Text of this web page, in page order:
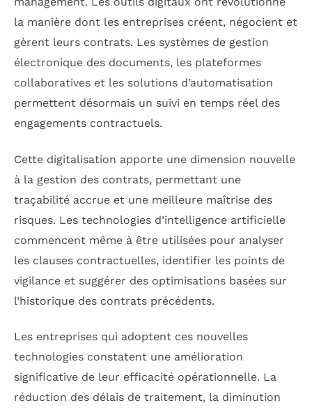
la manière dont les entreprises créent, négocient et
gèrent leurs contrats. Les systèmes de gestion
électronique des documents, les plateformes
collaboratives et les solutions d’automatisation
permettent désormais un suivi en temps réel des
engagements contractuels.
Cette digitalisation apporte une dimension nouvelle
à la gestion des contrats, permettant une
traçabilité accrue et une meilleure maîtrise des
risques. Les technologies d’intelligence artificielle
commencent même à être utilisées pour analyser
les clauses contractuelles, identifier les points de
vigilance et suggérer des optimisations basées sur
l’historique des contrats précédents.
Les entreprises qui adoptent ces nouvelles
technologies constatent une amélioration
significative de leur efficacité opérationnelle. La
réduction des délais de traitement, la diminution